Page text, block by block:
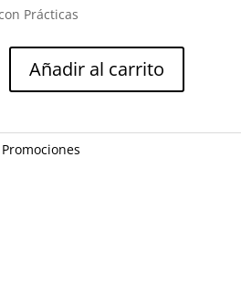
Prácticas
Añadir al carrito
Promociones